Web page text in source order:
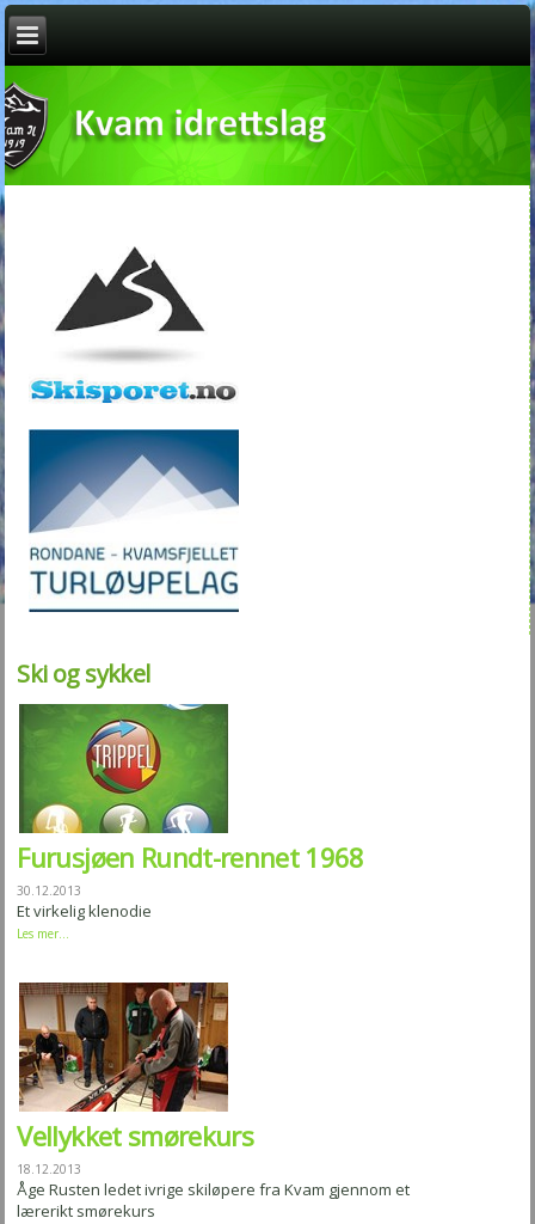
Ski og sykkel
Furusjøen Rundt-rennet 1968
30.12.2013
Et virkelig klenodie
Les mer...
Vellykket smørekurs
18.12.2013
Åge Rusten ledet ivrige skiløpere fra Kvam gjennom et
lærerikt smørekurs